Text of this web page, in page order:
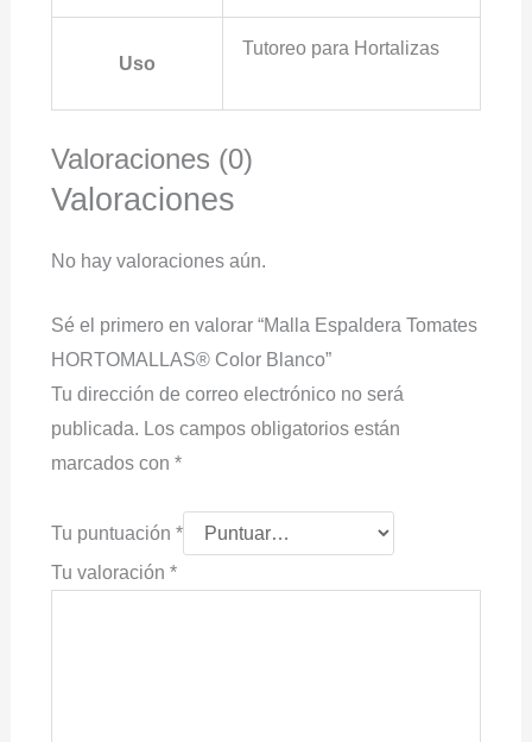
Uso
Tutoreo para Hortalizas
Valoraciones (0)
Valoraciones
No hay valoraciones aún.
Sé el primero en valorar “Malla Espaldera Tomates
HORTOMALLAS® Color Blanco”
Tu dirección de correo electrónico no será
publicada. Los campos obligatorios están
marcados con *
Tu puntuación *
Tu valoración *